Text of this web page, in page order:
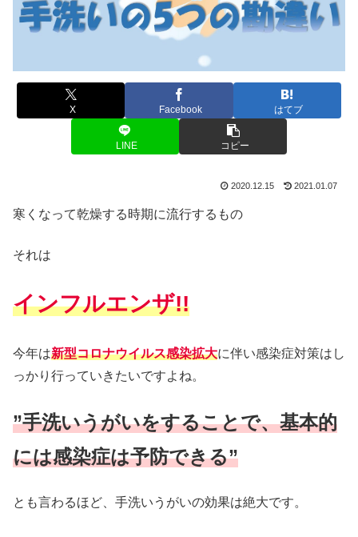
X Facebook はてブ
LINE コピー
2020.12.15 2021.01.07
寒くなって乾燥する時期に流行するもの
それは
インフルエンザ!!
今年は新型コロナウイルス感染拡大に伴い感染症対策はし
っかり行っていきたいですよね。
”手洗いうがいをすることで、基本的
には感染症は予防できる”
とも言わるほど、手洗いうがいの効果は絶大です。